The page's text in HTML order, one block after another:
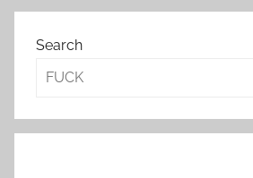
Search